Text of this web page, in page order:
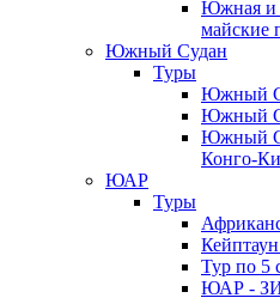
Южная и
майские
Южный Судан
Туры
Южный
Южный
Южный
Конго-
ЮАР
Туры
Тур по 5
ЮАР -